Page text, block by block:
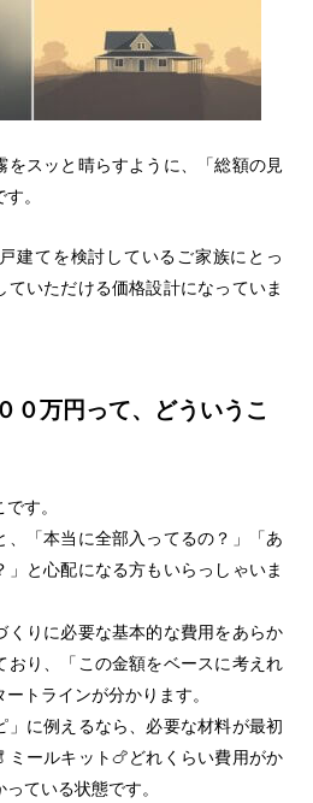
をスッと晴らすように、「総額の見
。
建てを検討しているご家族にとっ
ていただける価格設計になっていま
０万円って、どういうこ
す。
、「本当に全部入ってるの？」「あ
」と心配になる方もいらっしゃいま
くりに必要な基本的な費用をあらか
おり、「この金額をベースに考えれ
トラインが分かります。
」に例えるなら、必要な材料が最初
ミールキット🍗どれくらい費用がか
ている状態です。